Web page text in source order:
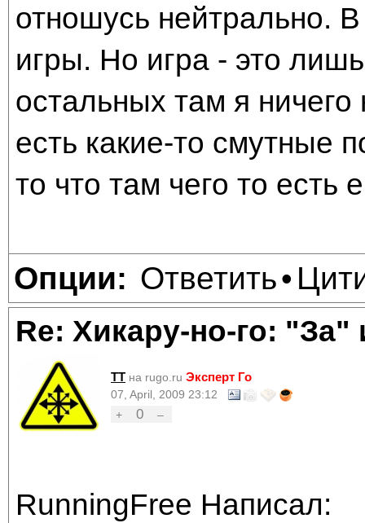
отношусь нейтрально.
игры. Но игра - это
остальных там я
есть какие-то смутные
то что там чего то есть
Опции: Ответить•
Re: Хикару-но-го:
TT на rugo.ru Эксперт Го
07, April, 2009 23:12
+
0 –
RunningFree Написал: